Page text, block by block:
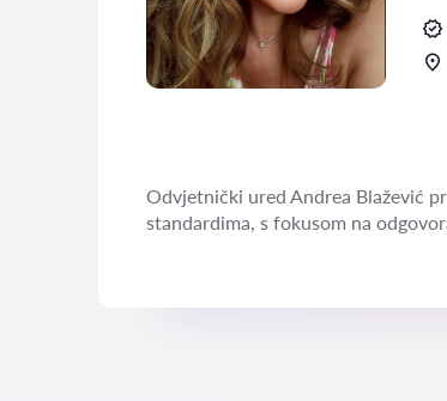
Odvjetnički ured Andrea Blažević
standardima, s fokusom na